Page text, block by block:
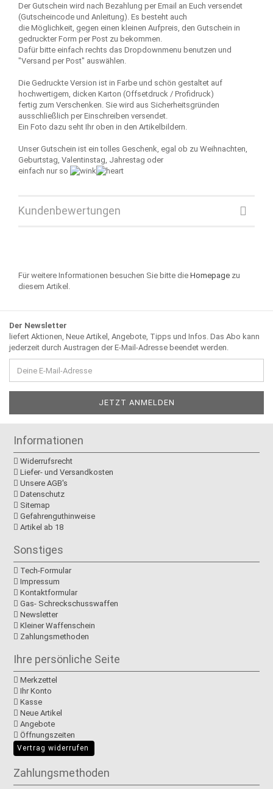
Der Gutschein wird nach Bezahlung per Email an Euch versendet
(Gutscheincode und Anleitung). Es besteht auch
die Möglichkeit, gegen einen kleinen Aufpreis, den Gutschein in
gedruckter Form per Post zu bekommen.
Dafür bitte einfach rechts das Dropdownmenu benutzen und
"Versand per Post" auswählen.
Die Gedruckte Version ist in Farbe und schön gestaltet auf
hochwertigem, dicken Karton (Offsetdruck / Profidruck)
fertig zum Verschenken. Sie wird aus Sicherheitsgründen
ausschließlich per Einschreiben versendet.
Ein Foto dazu seht Ihr oben in den Artikelbildern.
Unser Gutschein ist ein tolles Geschenk, egal ob zu Weihnachten,
Geburtstag, Valentinstag, Jahrestag oder
einfach nur so
Kundenbewertungen
Für weitere Informationen besuchen Sie bitte die Homepage zu
diesem Artikel.
Der Newsletter
liefert Aktionen, Neue Artikel, Angebote, Tipps und Infos. Das Abo kann
jederzeit durch Austragen der E-Mail-Adresse beendet werden.
Informationen
Widerrufsrecht
Liefer- und Versandkosten
Unsere AGB's
Datenschutz
Sitemap
Gefahrenguthinweise
Artikel ab 18
Sonstiges
Tech-Formular
Impressum
Kontaktformular
Gas- Schreckschusswaffen
Newsletter
Kleiner Waffenschein
Zahlungsmethoden
Ihre persönliche Seite
Merkzettel
Ihr Konto
Kasse
Neue Artikel
Angebote
Öffnungszeiten
Vertrag widerrufen
Zahlungsmethoden